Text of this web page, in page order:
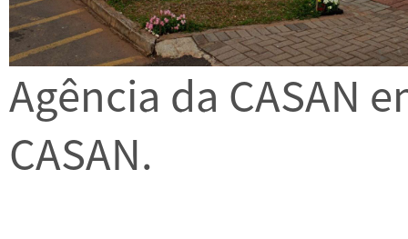
Agência da CASAN
CASAN.